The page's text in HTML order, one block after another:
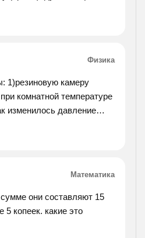
прекрасные (семя),
пять предложений.
Физика
1)резиновую камеру
комнатной температуре
изменилось давление
газа, заключённого в
Математика
они составляют 15
5 копеек. какие это